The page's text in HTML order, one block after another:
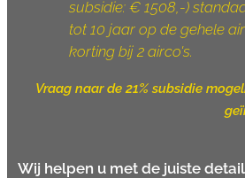
subsidie: € 1508,-)
tot 10 jaar op de gehele
korting bij 2 airco's.
Vraag naar de 21% subsidie
Wij helpen u met de juiste